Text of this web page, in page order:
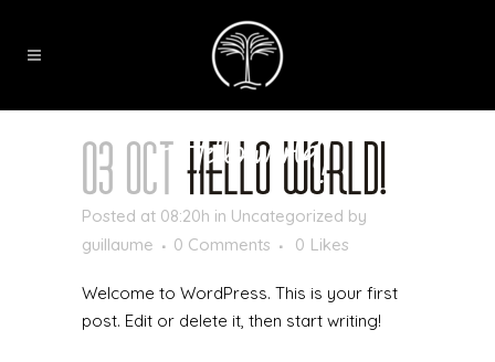
Hello world!
03 Oct Hello world!
Posted at 08:20h in Uncategorized by
guillaume
0 Comments 0 Likes
Welcome to WordPress. This is your first
post. Edit or delete it, then start writing!